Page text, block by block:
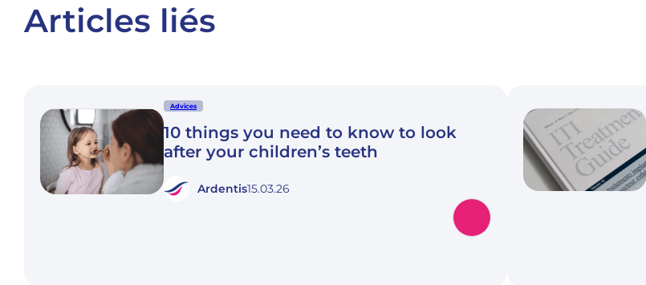
Articles liés
Advices
10 things you need to know to look
after your children’s teeth
Ardentis15.03.26